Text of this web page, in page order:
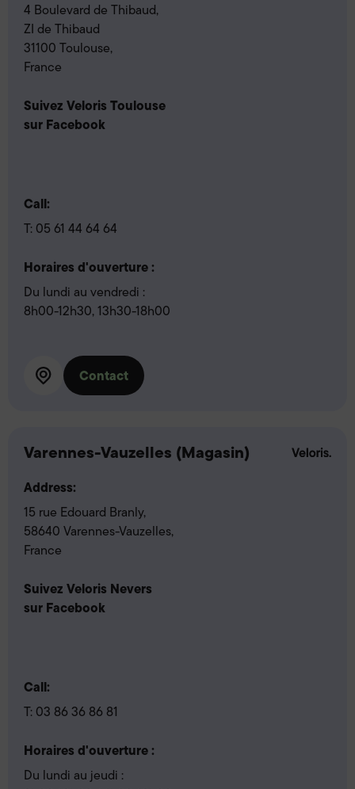
4 Boulevard de Thibaud,
ZI de Thibaud
31100 Toulouse,
France
Suivez Veloris Toulouse
sur Facebook
Call:
T: 05 61 44 64 64
Horaires d'ouverture :
Du lundi au vendredi :
8h00-12h30, 13h30-18h00
Contact
Varennes-Vauzelles (Magasin)
Address:
15 rue Edouard Branly,
58640 Varennes-Vauzelles,
France
Suivez Veloris Nevers
sur Facebook
Call:
T: 03 86 36 86 81
Horaires d'ouverture :
Du lundi au jeudi :